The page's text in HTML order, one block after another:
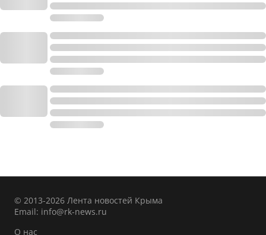
© 2013-2026 Лента новостей Крыма
Email: info@rk-news.ru
О нас